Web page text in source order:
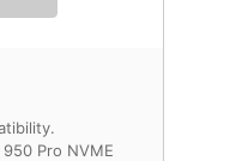
Pro NVME